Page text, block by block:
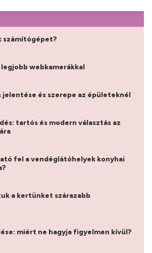
számítógépet?
webkamerákkal
és szerepe az épületeknél
tartós és modern választás az
fel a vendéglátóhelyek konyhai
a kertünket szárazabb
miért ne hagyja figyelmen kívül?